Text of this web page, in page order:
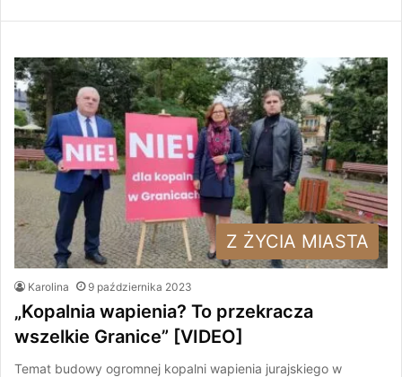
Z ŻYCIA MIASTA
Karolina 9 października 2023
„Kopalnia wapienia? To przekracza
wszelkie Granice” [VIDEO]
Temat budowy ogromnej kopalni wapienia jurajskiego w